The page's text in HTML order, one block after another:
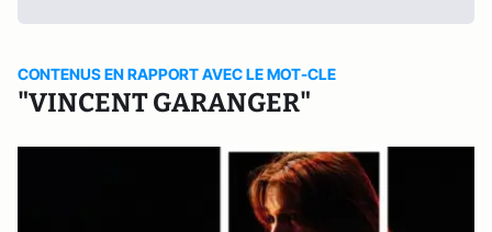
CONTENUS EN RAPPORT AVEC LE MOT-CLE
"VINCENT GARANGER"